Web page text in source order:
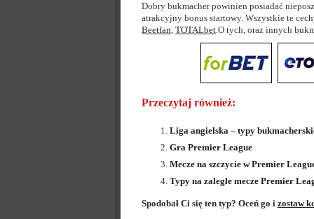
Dobry bukmacher powinien posiadać
atrakcyjny bonus startowy. Wszystkie te
Beetfan, TOTALbet.O tych, oraz innych
Przeczytaj również:
Liga angielska – typy
Gra Premier League
Mecze na szczycie w Premier
Typy na zaległe mecze Premier
Spodobał Ci się ten typ? Oceń go i zostaw